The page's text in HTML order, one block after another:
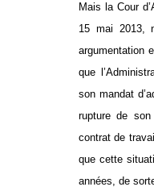
Mais la Cour
15 mai 2013,
argumentation
que
son mandat
rupture de
contrat de
que cette
années, de